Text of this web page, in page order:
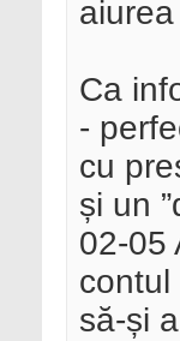
Ca
-
cu
și un
02-05
contul
să-și